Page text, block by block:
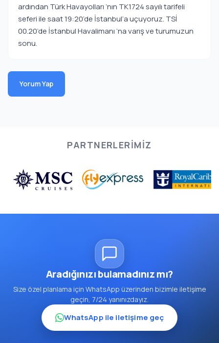
ardından Türk Havayolları ‘nın TK1724 sayılı tarifeli
seferi ile saat 19:20’de İstanbul’a uçuyoruz. TSİ
00.20’de İstanbul Havalimanı ‘na varış ve turumuzun
sonu.
Yorum Yap
PARTNERLERIMIZ
Aradığınızı bulamadınız mı?
Size özel planlama için WhatsApp üzerinden bizimle iletişime
geçin, 7/24 yanınızdayız.
WhatsApp ile iletişime geç